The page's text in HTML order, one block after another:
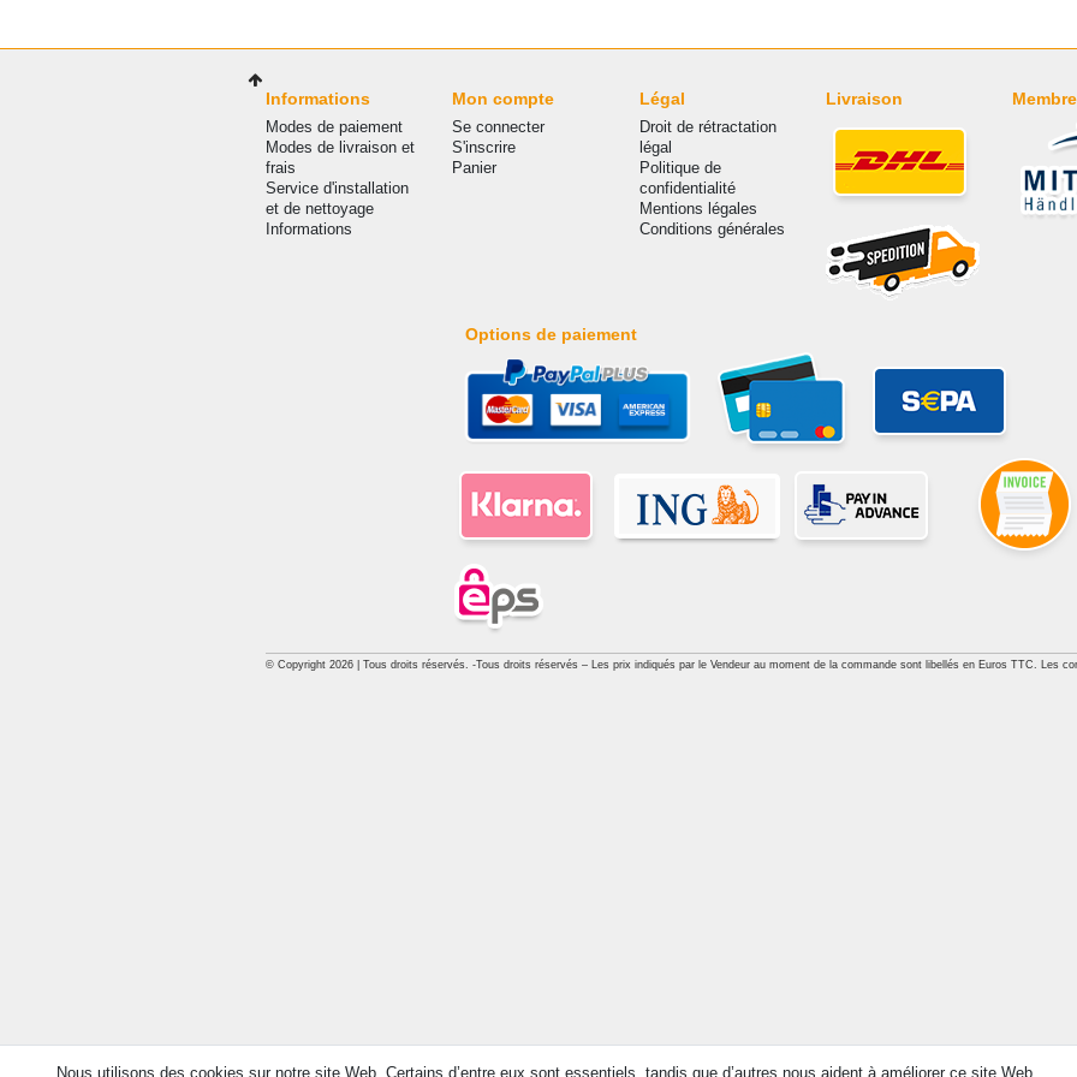
Informations
Modes de paiement
Modes de livraison et
frais
Service d'installation
et de nettoyage
Informations
Mon compte
Se connecter
S'inscrire
Panier
Légal
Droit de rétractation
légal
Politique de
confidentialité
Mentions légales
Conditions générales
Livraison
Options de paiement
© Copyright 2026 | Tous droits réservés. -Tous droits réservés – Les prix indiqués par le Vendeur au moment de la commande sont libellés en Euros TTC. Les
Nous utilisons des cookies sur notre site Web. Certains d’entre eux sont essentiels, tandis que d’autres nous aident à améliorer ce site Web